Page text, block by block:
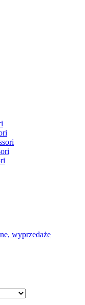
wyprzedaże